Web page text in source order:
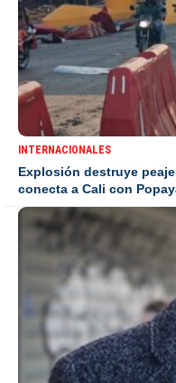
INTERNACIONALES
Explosión destruye
conecta a Cali con